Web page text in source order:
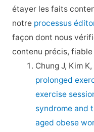
étayer les faits
notre processus
façon dont nous
contenu précis,
Chung J, Kim
prolonged
exercise
syndrome and
aged obese